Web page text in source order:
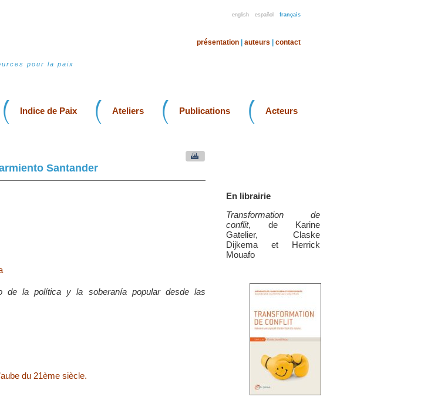
english español français
pour la paix
présentation auteurs contact
Indice de Paix Ateliers Publications Acteurs
En librairie
Transformation de
conflit, de Karine
Gatelier, Claske
Dijkema et Herrick
Mouafo
Santander
de la política y la soberanía popular desde las
du 21ème siècle.